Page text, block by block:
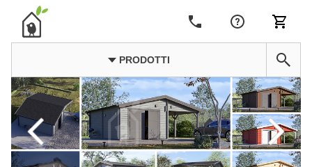
PRODOTTI